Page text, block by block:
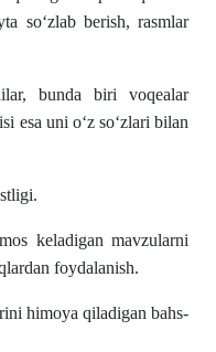
so‘zlab berish, rasmlar
bunda biri voqealar
esa uni o‘z so‘zlari bilan
keladigan mavzularni
foydalanish.
himoya qiladigan bahs-